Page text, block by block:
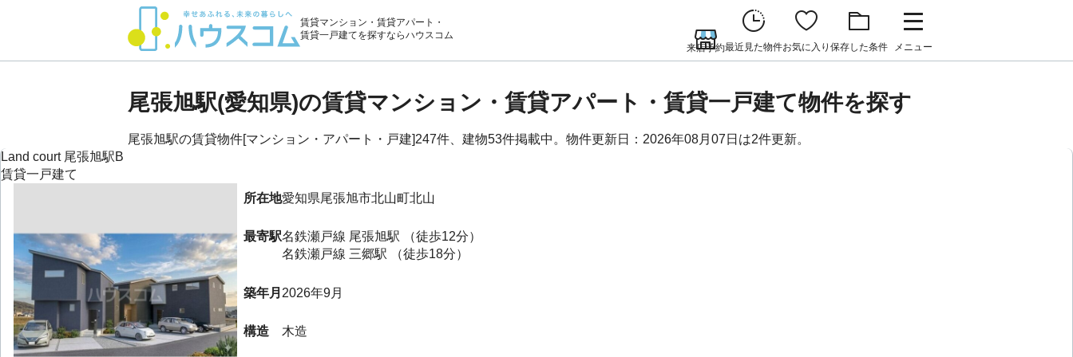
賃貸マンション・賃貸アパート・
賃貸一戸建てを探すならハウスコム
来店予約最近見た物件お気に入り 保存した条件 メニュー
尾張旭駅(愛知県)の賃貸マンション・賃貸アパート・賃貸一戸建て物件を探す
尾張旭駅の賃貸物件[マンション・アパート・戸建]247件、建物53件掲載中。物件更新日：2026年08月07日は2件更新。
Land court 尾張旭駅B
賃貸一戸建て
所在地愛知県尾張旭市北山町北山
最寄駅名鉄瀬戸線 尾張旭駅
（徒歩12分）
名鉄瀬戸線 三郷駅 （徒歩18分）
築年月 2026年9月
構造 木造